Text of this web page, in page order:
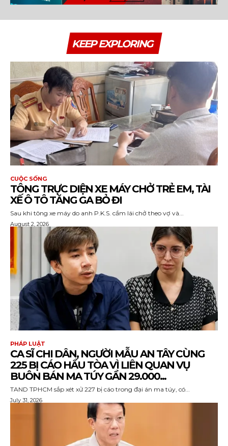
KEEP EXPLORING
CUỘC SỐNG
TÔNG TRỰC DIỆN XE MÁY CHỞ TRẺ EM, TÀI
XẾ Ô TÔ TĂNG GA BỎ ĐI
Sau khi tông xe máy do anh P.K.S. cầm lái chở theo vợ và...
August 2, 2026
PHÁP LUẬT
CA SĨ CHI DÂN, NGƯỜI MẪU AN TÂY CÙNG
225 BỊ CÁO HẦU TÒA VÌ LIÊN QUAN VỤ
BUÔN BÁN MA TÚY GẦN 29.000...
TAND TPHCM sắp xét xử 227 bị cáo trong đại án ma túy, có...
July 31, 2026